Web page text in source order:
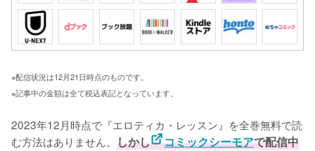
※配信状況は12月21日時点のものです。
※記事中の金額は全て税込表記となっています。
2023年12月時点で『エロティカ・レッスン』を全巻無料で読
む方法はありません。 しかし コミックシーモアで配信中